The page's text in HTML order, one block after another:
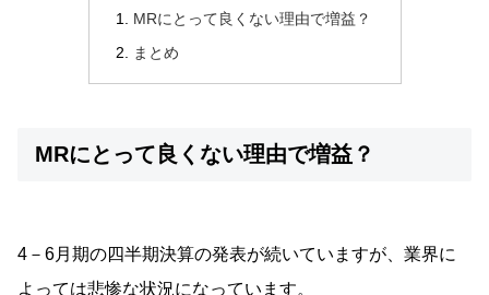
MRにとって良くない理由で増益？
まとめ
MRにとって良くない理由で増益？
4－6月期の四半期決算の発表が続いていますが、業界に
よっては悲惨な状況になっています。